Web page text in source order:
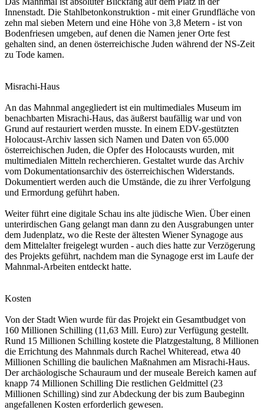
Innenstadt. Die Stahlbetonkonstruktion - mit einer Grundfläche von
zehn mal sieben Metern und eine Höhe von 3,8 Metern - ist von
Bodenfriesen umgeben, auf denen die Namen jener Orte fest
gehalten sind, an denen österreichische Juden während der NS-Zeit
zu Tode kamen.
Misrachi-Haus
An das Mahnmal angegliedert ist ein multimediales Museum im
benachbarten Misrachi-Haus, das äußerst baufällig war und von
Grund auf restauriert werden musste. In einem EDV-gestützten
Holocaust-Archiv lassen sich Namen und Daten von 65.000
österreichischen Juden, die Opfer des Holocausts wurden, mit
multimedialen Mitteln recherchieren. Gestaltet wurde das Archiv
vom Dokumentationsarchiv des österreichischen Widerstands.
Dokumentiert werden auch die Umstände, die zu ihrer Verfolgung
und Ermordung geführt haben.
Weiter führt eine digitale Schau ins alte jüdische Wien. Über einen
unterirdischen Gang gelangt man dann zu den Ausgrabungen unter
dem Judenplatz, wo die Reste der ältesten Wiener Synagoge aus
dem Mittelalter freigelegt wurden - auch dies hatte zur Verzögerung
des Projekts geführt, nachdem man die Synagoge erst im Laufe der
Mahnmal-Arbeiten entdeckt hatte.
Kosten
Von der Stadt Wien wurde für das Projekt ein Gesamtbudget von
160 Millionen Schilling (11,63 Mill. Euro) zur Verfügung gestellt.
Rund 15 Millionen Schilling kostete die Platzgestaltung, 8 Millionen
die Errichtung des Mahnmals durch Rachel Whiteread, etwa 40
Millionen Schilling die baulichen Maßnahmen am Misrachi-Haus.
Der archäologische Schauraum und der museale Bereich kamen auf
knapp 74 Millionen Schilling Die restlichen Geldmittel (23
Millionen Schilling) sind zur Abdeckung der bis zum Baubeginn
angefallenen Kosten erforderlich gewesen.